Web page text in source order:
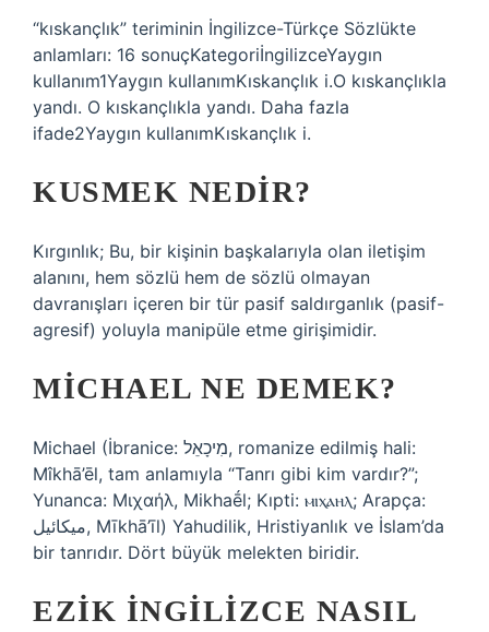
“kıskançlık” teriminin İngilizce-Türkçe Sözlükte
anlamları: 16 sonuçKategoriİngilizceYaygın
kullanım1Yaygın kullanımKıskançlık i.O kıskançlıkla
yandı. O kıskançlıkla yandı. Daha fazla
ifade2Yaygın kullanımKıskançlık i.
KUSMEK NEDIR?
Kırgınlık; Bu, bir kişinin başkalarıyla olan iletişim
alanını, hem sözlü hem de sözlü olmayan
davranışları içeren bir tür pasif saldırganlık (pasif-
agresif) yoluyla manipüle etme girişimidir.
MICHAEL NE DEMEK?
Michael (İbranice: מִיכָאֵל‎, romanize edilmiş hali:
Mîkhā’ēl, tam anlamıyla “Tanrı gibi kim vardır?”;
Yunanca: Μιχαήλ, Mikhaḗl; Kıpti: ⲙⲓⲭⲁⲏⲗ; Arapça:
ميكائيل, Mīkhā’īl) Yahudilik, Hristiyanlık ve İslam’da
bir tanrıdır. Dört büyük melekten biridir.
EZIK INGILIZCE NASIL